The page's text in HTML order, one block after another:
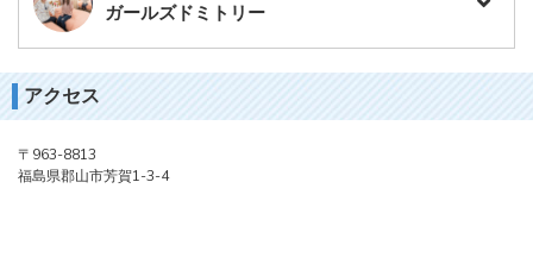
ガールズドミトリー
アクセス
〒963-8813
福島県郡山市芳賀1-3-4